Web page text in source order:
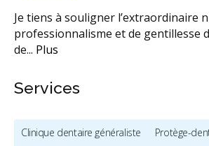
Je tiens à souligner l’extraordinaire
professionnalisme et de gentillesse
de... Plus
Que dire de la Clinique Dentaire Jean
Associés. Quelle équipe
Plus
Services
Clinique dentaire généraliste
Protège-